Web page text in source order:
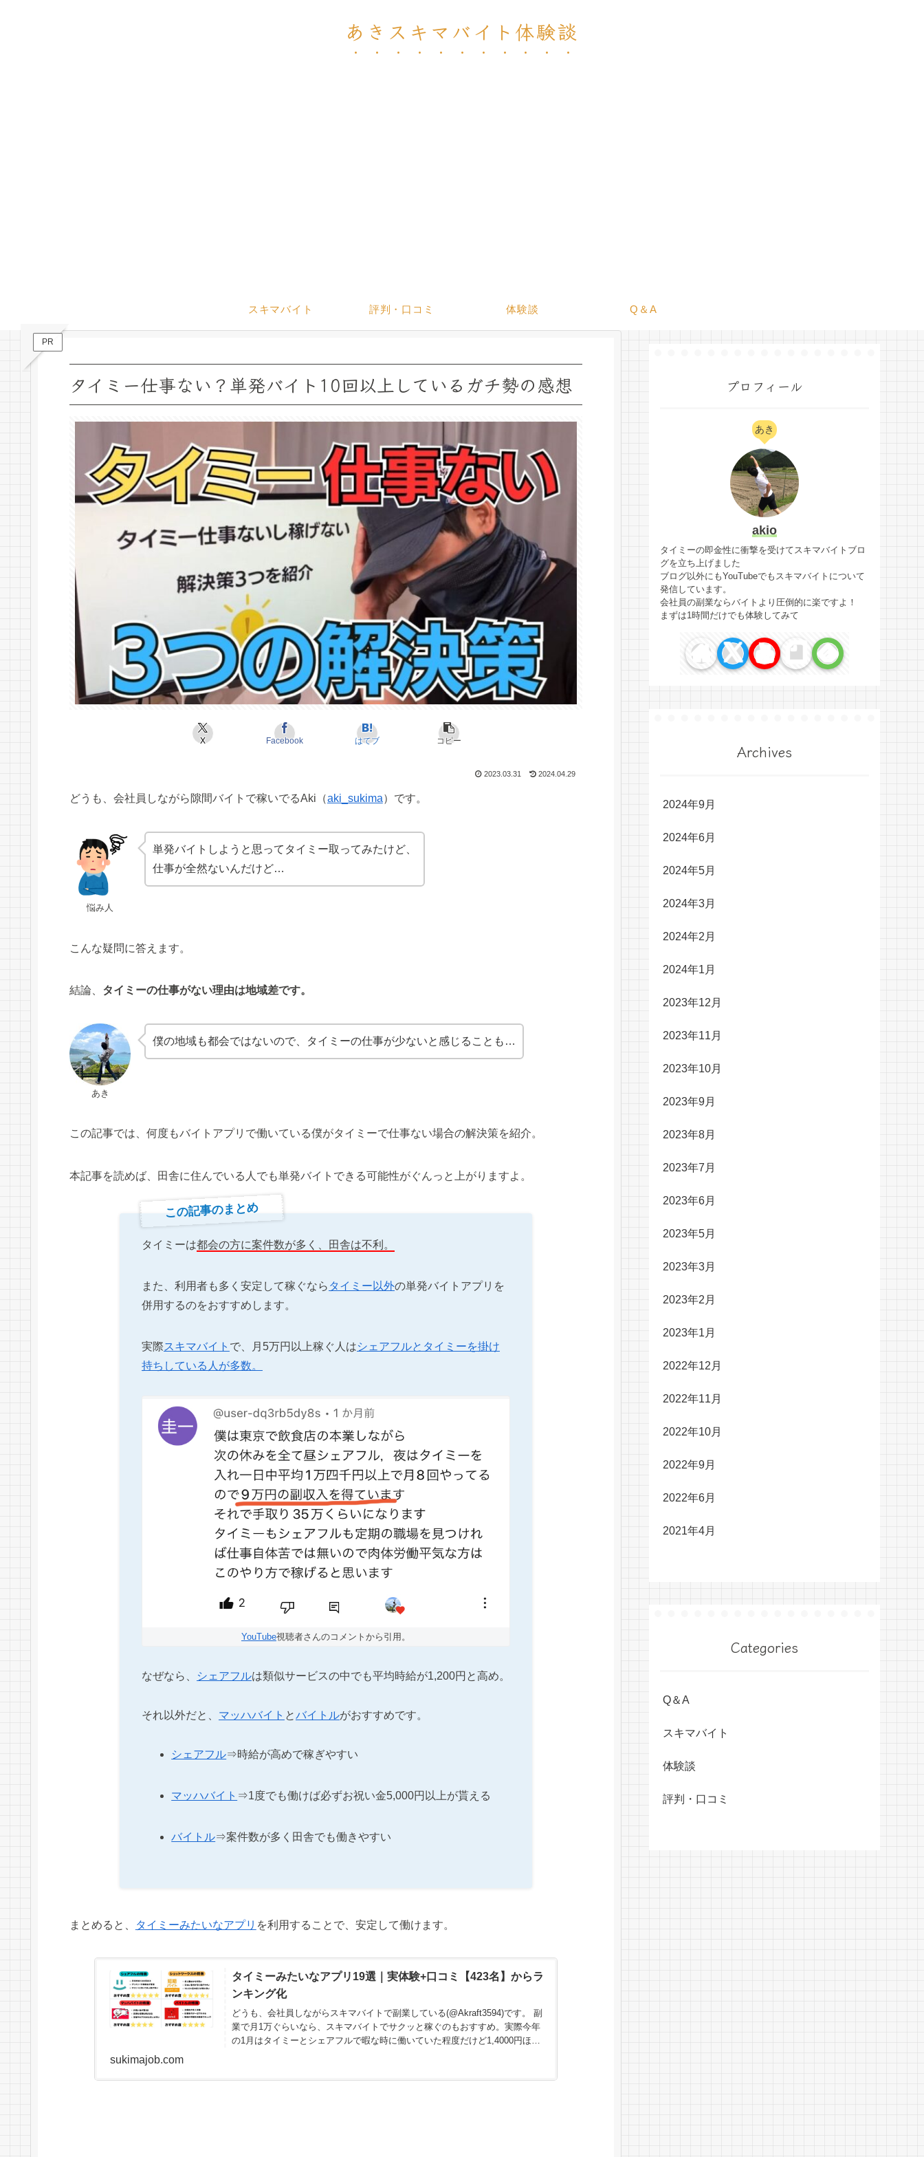
あきスキマバイト体験談
スキマバイト 評判・口コミ 体験談 Q＆A
PR
タイミー仕事ない？単発バイト10回以上しているガチ勢の感想
X Facebook はてブ コピー
2023.03.31 2024.04.29
どうも、会社員しながら隙間バイトで稼いでるAki（aki_sukima）です。
悩み人
単発バイトしようと思ってタイミー取ってみたけど、
仕事が全然ないんだけど…
こんな疑問に答えます。
結論、 タイミーの仕事がない理由は地域差です。
あき
僕の地域も都会ではないので、タイミーの仕事が少ないと感じることも…
この記事では、何度もバイトアプリで働いている僕がタイミーで仕事ない場合の解決策を紹介。
本記事を読めば、田舎に住んでいる人でも単発バイトできる可能性がぐんっと上がりますよ。
この記事のまとめ
タイミーは都会の方に案件数が多く、田舎は不利。
また、利用者も多く安定して稼ぐなら タイミー以外の単発バイトアプリを
併用するのをおすすめします。
実際スキマバイト で、月5万円以上稼ぐ人はシェアフルとタイミーを掛け
持ちしている人が多数。
YouTube視聴者さんのコメントから引用。
なぜなら、 シェアフルは類似サービスの中でも平均時給が1,200円と高め。
それ以外だと、 マッハバイト とバイトルがおすすめです。
シェアフル⇒時給が高めで稼ぎやすい
マッハバイト ⇒1度でも働けば必ずお祝い金5,000円以上が貰える
バイトル⇒案件数が多く田舎でも働きやすい
まとめると、 タイミーみたいなアプリ を利用することで、安定して働けます。
タイミーみたいなアプリ19選｜実体験+口コミ【423名】からラ
ンキング化
どうも、会社員しながらスキマバイトで副業している(@Akraft3594)です。 副
業で月1万ぐらいなら、スキマバイトでサクッと稼ぐのもおすすめ。実際今年
の1月はタイミーとシェアフルで暇な時に働いていた程度だけど1,4000円ほど
sukimajob.com
プロフィール
あき
akio
タイミーの即金性に衝撃を受けてスキマバイトブロ
グを立ち上げました
ブログ以外にもYouTubeでもスキマバイトについて
発信しています。
会社員の副業ならバイトより圧倒的に楽ですよ！
まずは1時間だけでも体験してみて
Archives
2024年9月
2024年6月
2024年5月
2024年3月
2024年2月
2024年1月
2023年12月
2023年11月
2023年10月
2023年9月
2023年8月
2023年7月
2023年6月
2023年5月
2023年3月
2023年2月
2023年1月
2022年12月
2022年11月
2022年10月
2022年9月
2022年6月
2021年4月
Categories
Q＆A
スキマバイト
体験談
評判・口コミ